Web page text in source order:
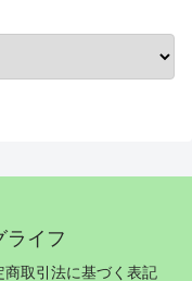
イフ
商取引法に基づく表記